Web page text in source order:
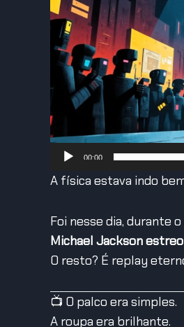
00:00
A física estava indo
Foi nesse dia, durante
Michael Jackson
O resto? É replay
📺 O palco era simples.
A roupa era brilhante.